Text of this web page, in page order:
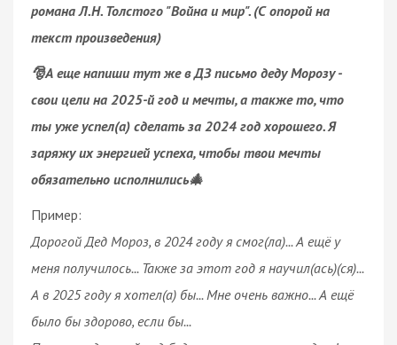
романа Л.Н. Толстого "Война и мир". (С опорой на
текст произведения)
🎅А еще напиши тут же в ДЗ письмо деду Морозу -
свои цели на 2025-й год и мечты, а также то, что
ты уже успел(а) сделать за 2024 год хорошего. Я
заряжу их энергией успеха, чтобы твои мечты
обязательно исполнились🎄
Пример:
Дорогой Дед Мороз, в 2024 году я смог(ла)... А ещё у
меня получилось... Также за этот год я научил(ась)(ся)...
А в 2025 году я хотел(а) бы... Мне очень важно... А ещё
было бы здорово, если бы...